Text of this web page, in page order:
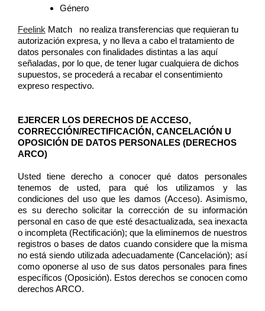
Género
Feelink Match   no realiza transferencias que requieran tu
autorización expresa, y no lleva a cabo el tratamiento de
datos personales con finalidades distintas a las aquí
señaladas, por lo que, de tener lugar cualquiera de dichos
supuestos, se procederá a recabar el consentimiento
expreso respectivo.
EJERCER LOS DERECHOS DE ACCESO,
CORRECCIÓN/RECTIFICACIÓN, CANCELACIÓN U
OPOSICIÓN DE DATOS PERSONALES (DERECHOS
ARCO)
Usted tiene derecho a conocer qué datos personales
tenemos de usted, para qué los utilizamos y las
condiciones del uso que les damos (Acceso). Asimismo,
es su derecho solicitar la corrección de su información
personal en caso de que esté desactualizada, sea inexacta
o incompleta (Rectificación); que la eliminemos de nuestros
registros o bases de datos cuando considere que la misma
no está siendo utilizada adecuadamente (Cancelación); así
como oponerse al uso de sus datos personales para fines
específicos (Oposición). Estos derechos se conocen como
derechos ARCO.